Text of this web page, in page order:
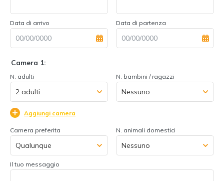
Data di arrivo Data di partenza
Camera 1:
N. adulti N. bambini / ragazzi
Aggiungi camera
Camera preferita N. animali domestici
Il tuo messaggio